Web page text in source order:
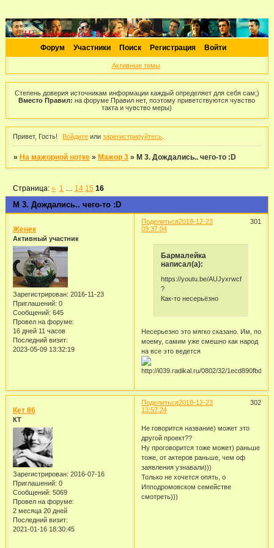
Форум Участники Поиск Регистрация Войти
Активные темы
Степень доверия источникам информации каждый определяет для себя сам;)
Вместо Правил: на форуме Правил нет, поэтому приветствуются чувство
такта и чувство меры)
Привет, Гость! Войдите илизарегистрируйтесь
» На мажорной нотке » Мажор 3 » М 3. Дождались.. чего-то :D
М 3. Дождались.. чего-то :D
Страница:« 1 14 15 16
Поделиться 301
2018-12-23
09:37:04
Женек
Активный участник
Зарегистрирован: 2016-11-23
Приглашений: 0
Сообщений: 645
Провел на форуме:
16 дней 11 часов
Последний визит:
2023-05-09 13:32:19
Бармалейка
написал(а):
https://youtu.be/AUJyxrwcfZg
?
Как-то несерьёзно
Несерьезно это мягко сказано. Им, по
моему, самим уже смешно как народ
на все это ведется
Поделиться 302
2018-12-23
13:57:24
Кет 86
КТ
Зарегистрирован: 2016-07-16
Приглашений: 0
Сообщений: 5069
Провел на форуме:
2 месяца 20 дней
Последний визит:
2021-01-16 18:30:45
Не говорится название) может это
другой проект??
Ну проговорится тоже может) раньше
тоже, от актеров раньше, чем оф
заявления узнавали)))
Только не хочется опять, о
Ипподромовском семействе
смотреть)))